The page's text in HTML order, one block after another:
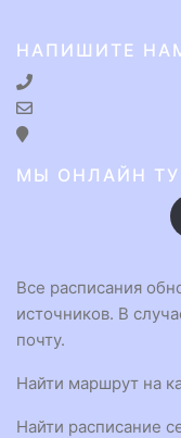
НАПИШИТЕ
МЫ ОНЛАЙН
Все расписания
источников. В
почту.
Найти маршрут на
Найти расписание